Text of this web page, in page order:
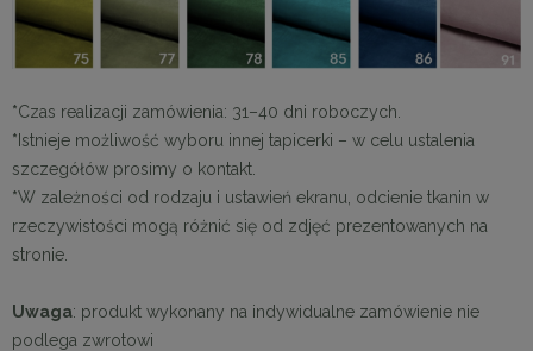
*Czas realizacji zamówienia: 31–40 dni roboczych.
*Istnieje możliwość wyboru innej tapicerki – w celu ustalenia
szczegółów prosimy o kontakt.
*W zależności od rodzaju i ustawień ekranu, odcienie tkanin w
rzeczywistości mogą różnić się od zdjęć prezentowanych na
stronie.
Uwaga: produkt wykonany na indywidualne zamówienie nie
podlega zwrotowi